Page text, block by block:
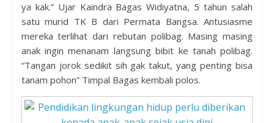
ya kak.” Ujar Kaindra Bagas Widiyatna, 5 tahun salah
satu murid TK B dari Permata Bangsa. Antusiasme
mereka terlihat dari rebutan polibag. Masing masing
anak ingin menanam langsung bibit ke tanah polibag.
“Tangan jorok sedikit sih gak takut, yang penting bisa
tanam pohon” Timpal Bagas kembali polos.